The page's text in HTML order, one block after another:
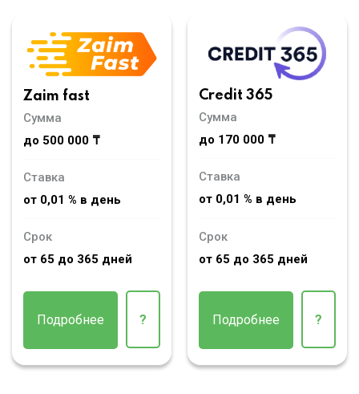
Zaim fast
Сумма
до 500 000 ₸
Ставка
от 0,01 % в день
Срок
от 65 до 365 дней
Подробнее ?
Credit 365
Сумма
до 170 000 ₸
Ставка
от 0,01 % в день
Срок
от 65 до 365 дней
Подробнее ?